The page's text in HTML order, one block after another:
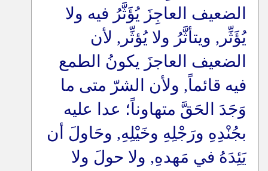
الضعيف العاجِزَ يُؤَثَّرُ فيه ولا
يُؤَثِّر, ويتأثَّرُ ولا يُؤثِّر, لأن
الضعيف العاجزَ يكونُ الطمع
فيه قائماً, ولأن الشرّ متى ما
وَجَدَ الحَقَّ متهاوناً؛ عدا عليه
بجُنْدِهِ ورَجْلِهِ وخَيْلِهِ, وحَاولَ أن
يَئِدَهُ في مَهدهِ, ولا حولَ ولا